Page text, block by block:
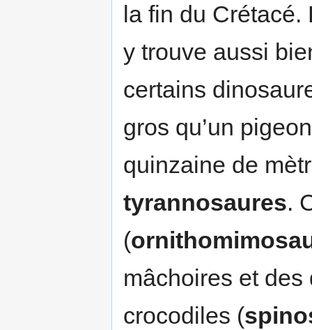
la fin du Crétacé.
y trouve aussi
certains
gros qu’un
quinzaine de
tyrannosaures.
(
mâchoires et
crocodiles (